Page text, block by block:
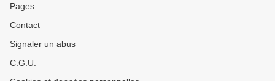
Pages
Contact
Signaler un abus
C.G.U.